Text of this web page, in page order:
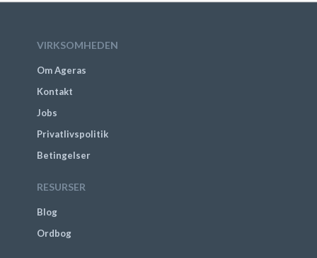
VIRKSOMHEDEN
Om Ageras
Kontakt
Jobs
Privatlivspolitik
Betingelser
RESURSER
Blog
Ordbog